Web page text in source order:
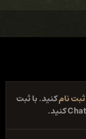
ثبت نامکنید. با ثبت